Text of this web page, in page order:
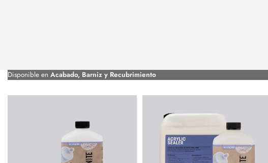
Disponible en Acabado, Barniz y Recubrimiento